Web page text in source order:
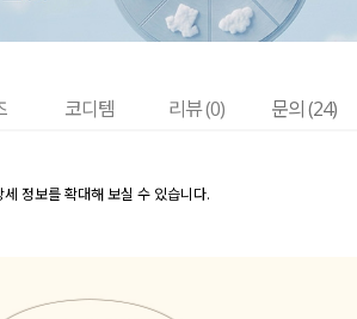
코디템 리뷰 (0) 문의 (24)
세 정보를 확대해 보실 수 있습니다.